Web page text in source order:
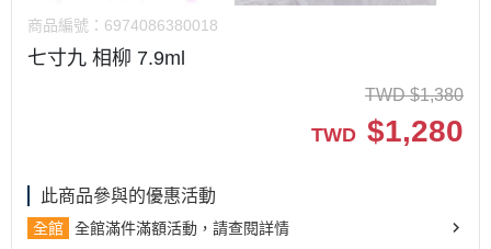
商品編號： 6974086380018
七寸九 相柳 7.9ml
TWD $1,380
TWD $1,280
此商品參與的優惠活動
全館 全館滿件滿額活動，請查閱詳情